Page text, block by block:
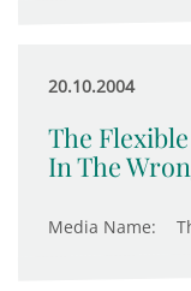
20.10.2004
The
In The
Media Name: